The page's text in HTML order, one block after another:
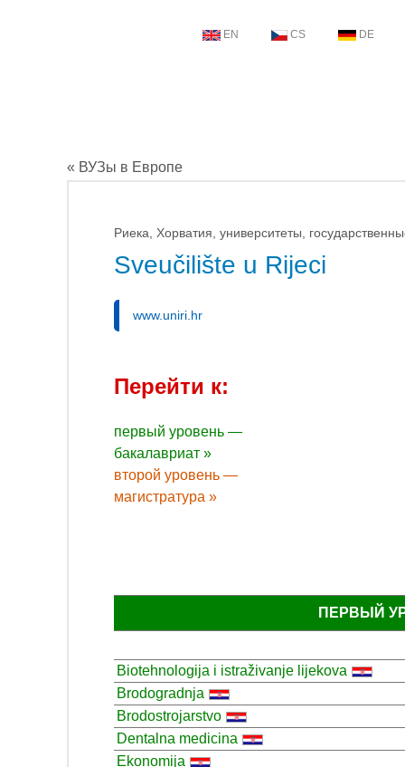
EN CS DE
« ВУЗы в Европе
Риека, Хорватия, университеты,
Sveučilište u Rijeci
www.uniri.hr
Перейти к:
первый уровень —
бакалавриат »
второй уровень —
магистратура »
ПЕРВЫЙ
Biotehnologija i istraživanje lijekova
Brodogradnja
Brodostrojarstvo
Dentalna medicina
Ekonomija